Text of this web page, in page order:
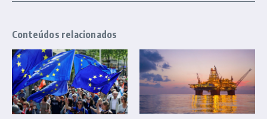
Conteúdos relacionados